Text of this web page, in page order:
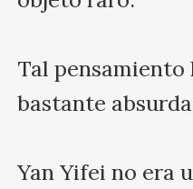
Tal
bastante
Yan Yifei no era